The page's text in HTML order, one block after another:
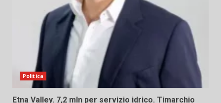
Politica
Etna Valley. 7,2 mln per servizio idrico. Timarchio